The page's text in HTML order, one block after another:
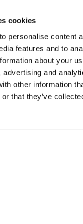
cookies
personalise content
features and to
about your
advertising and
other information
that they’ve
huren
bemande 10×4 en
Leersum.
met knijper.
in Leersum
in Leersum bij Otte
in verschillende
zand, puin, bouw-
rondom Odijk.